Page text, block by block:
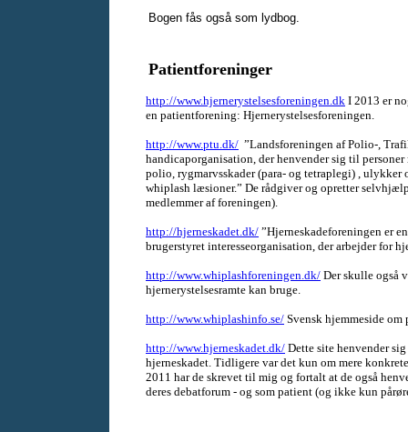
Bogen fås også som lydbog.
Patientforeninger
http://www.hjernerystelsesforeningen.dk I 2013 er
en patientforening: Hjernerystelsesforeningen.
http://www.ptu.dk/ ”Landsforeningen af Polio-,
handicaporganisation, der henvender sig til
polio, rygmarvsskader (para- og tetraplegi) , ulykker
whiplash læsioner.” De rådgiver og opretter
medlemmer af foreningen).
http://hjerneskadet.dk/ ”Hjerneskadeforeningen er
brugerstyret interesseorganisation, der arbejder for
http://www.whiplashforeningen.dk/ Der skulle også
hjernerystelsesramte kan bruge.
http://www.whiplashinfo.se/ Svensk hjemmeside om
http://www.hjerneskadet.dk/ Dette site henvender
hjerneskadet. Tidligere var det kun om mere
2011 har de skrevet til mig og fortalt at de også
deres debatforum - og som patient (og ikke kun